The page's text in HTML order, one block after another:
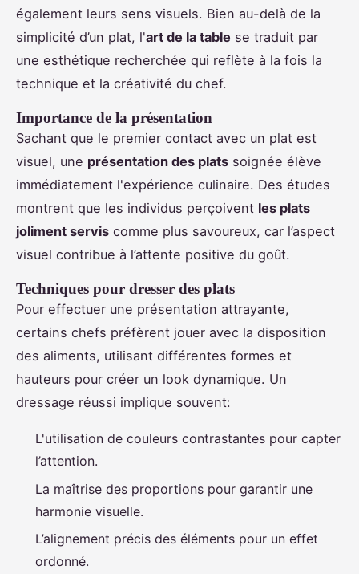
également leurs sens visuels. Bien au-delà de la
simplicité d’un plat, l'art de la table se traduit par
une esthétique recherchée qui reflète à la fois la
technique et la créativité du chef.
Importance de la présentation
Sachant que le premier contact avec un plat est
visuel, une présentation des plats soignée élève
immédiatement l'expérience culinaire. Des études
montrent que les individus perçoivent les plats
joliment servis comme plus savoureux, car l’aspect
visuel contribue à l’attente positive du goût.
Techniques pour dresser des plats
Pour effectuer une présentation attrayante,
certains chefs préfèrent jouer avec la disposition
des aliments, utilisant différentes formes et
hauteurs pour créer un look dynamique. Un
dressage réussi implique souvent:
L'utilisation de couleurs contrastantes pour capter
l’attention.
La maîtrise des proportions pour garantir une
harmonie visuelle.
L’alignement précis des éléments pour un effet
ordonné.